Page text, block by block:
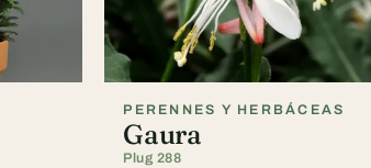
PERENNES Y HERBÁCEAS
Gaura
Plug 288